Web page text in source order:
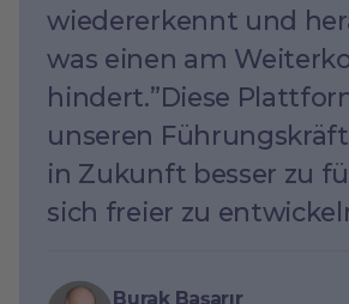
wiedererkennt und
was einen am
hindert.”Diese
unseren
in Zukunft besser zu
sich freier zu
Burak Başarır